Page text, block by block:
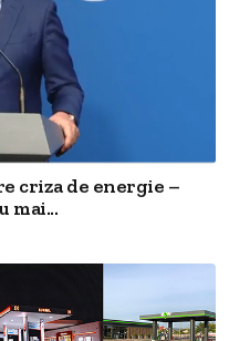
criza de energie –
mai...